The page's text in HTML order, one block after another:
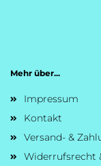
Mehr über...
Impressum
Kontakt
Versand- &
Widerrufsrecht